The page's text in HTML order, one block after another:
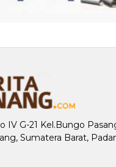
IV G-21 Kel.Bungo
Sumatera Barat,